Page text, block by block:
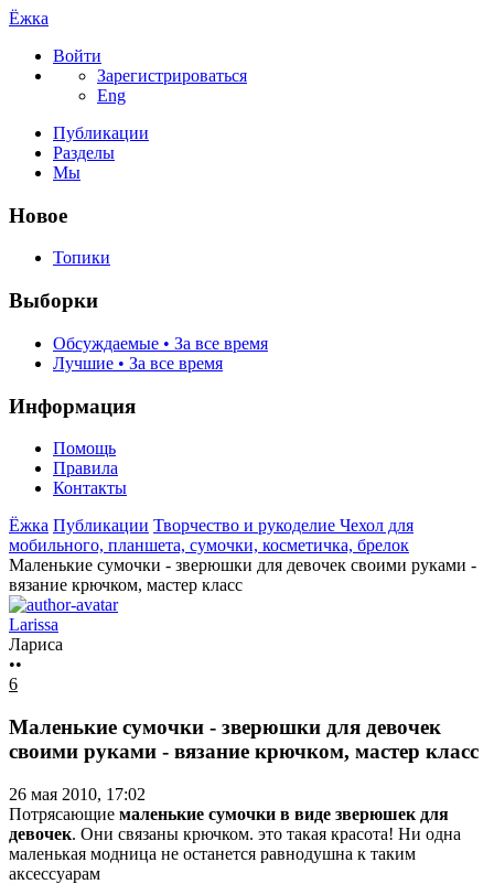
Ёжка
Войти
Зарегистрироваться
Eng
Публикации
Разделы
Мы
Новое
Топики
Выборки
Обсуждаемые • За все время
Лучшие • За все время
Информация
Помощь
Правила
Контакты
Ёжка Публикации Творчество и рукоделие Чехол для
мобильного, планшета, сумочки, косметичка, брелок
Маленькие сумочки - зверюшки для девочек своими руками -
вязание крючком, мастер класс
Larissa
Лариса
••
6
Маленькие сумочки - зверюшки для девочек
своими руками - вязание крючком, мастер класс
26 мая 2010, 17:02
Потрясающие маленькие сумочки в виде зверюшек для
девочек. Они связаны крючком. это такая красота! Ни одна
маленькая модница не останется равнодушна к таким
аксессуарам